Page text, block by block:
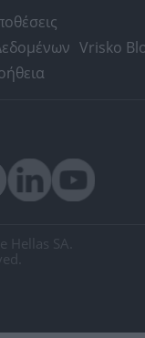
Vrisko
Hellas SA.